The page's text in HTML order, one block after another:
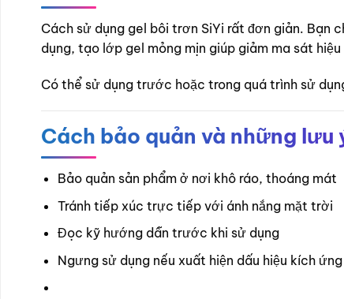
Cách sử dụng gel bôi trơn SiYi rất đơn giản. Bạn
dụng, tạo lớp gel mỏng mịn giúp giảm ma sát hiệu
Có thể sử dụng trước hoặc trong quá trình sử
Cách bảo quản và những lưu
Bảo quản sản phẩm ở nơi khô ráo, thoáng mát
Tránh tiếp xúc trực tiếp với ánh nắng mặt trời
Đọc kỹ hướng dẫn trước khi sử dụng
Ngưng sử dụng nếu xuất hiện dấu hiệu kích ứng